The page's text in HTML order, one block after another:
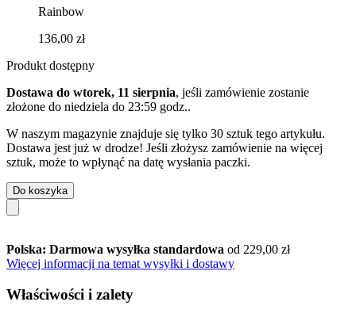
Rainbow
136,00 zł
Produkt dostępny
Dostawa do wtorek, 11 sierpnia, jeśli zamówienie zostanie
złożone do niedziela do 23:59 godz..
W naszym magazynie znajduje się tylko 30 sztuk tego artykułu.
Dostawa jest już w drodze! Jeśli złożysz zamówienie na więcej
sztuk, może to wpłynąć na datę wysłania paczki.
Do koszyka
Polska: Darmowa wysyłka standardowa od 229,00 zł
Więcej informacji na temat wysyłki i dostawy
Właściwości i zalety